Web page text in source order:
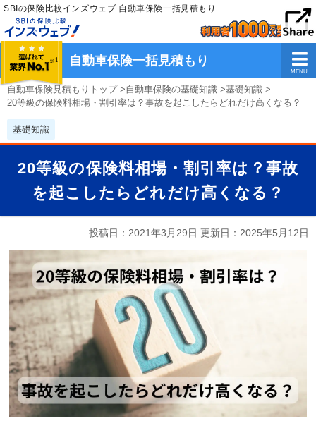
SBIの保険比較インズウェブ 自動車保険一括見積もり
自動車保険一括見積もり
自動車保険見積もりトップ>自動車保険の基礎知識 >基礎知識 >
20等級の保険料相場・割引率は？事故を起こしたらどれだけ高くなる？
基礎知識
20等級の保険料相場・割引率は？事故
を起こしたらどれだけ高くなる？
投稿日：2021年3月29日 更新日： 2025年5月12日